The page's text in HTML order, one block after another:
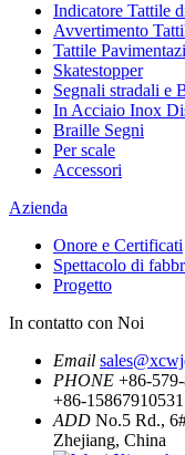
Indicatore Tattile
Avvertimento
Tattile
Skatestopper
Segnali stradali e
In Acciaio Inox
Braille Segni
Per scale
Accessori
Azienda
Onore e Certificati
Spettacolo di
Progetto
In contatto con Noi
Email
PHONE +86-
+86-15867910531
ADD No.5 Rd.,
Zhejiang, China